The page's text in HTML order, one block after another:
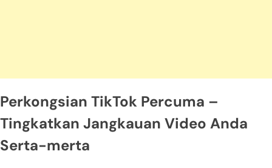
Perkongsian TikTok Percuma –
Tingkatkan Jangkauan Video Anda
Serta-merta